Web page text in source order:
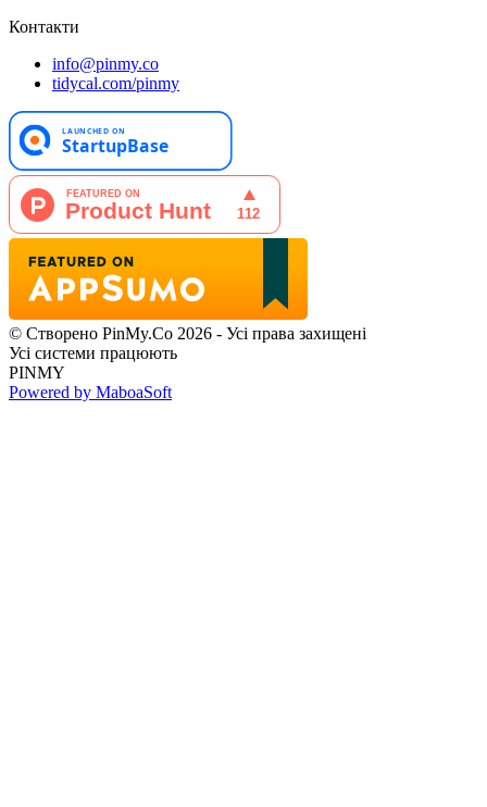
Контакти
info@pinmy.co
tidycal.com/pinmy
© Створено PinMy.Co 2026 - Усі права захищені
Усі системи працюють
PINMY
Powered by MaboaSoft